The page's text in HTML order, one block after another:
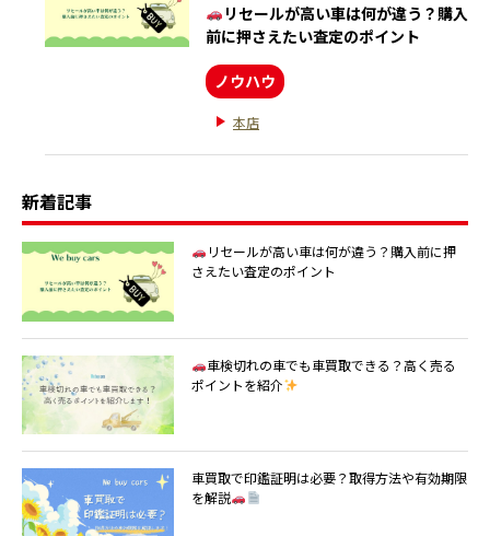
リセールが高い車は何が違う？購入
前に押さえたい査定のポイント
ノウハウ
本店
新着記事
リセールが高い車は何が違う？購入前に押
さえたい査定のポイント
車検切れの車でも車買取できる？高く売る
ポイントを紹介
車買取で印鑑証明は必要？取得方法や有効期限
を解説